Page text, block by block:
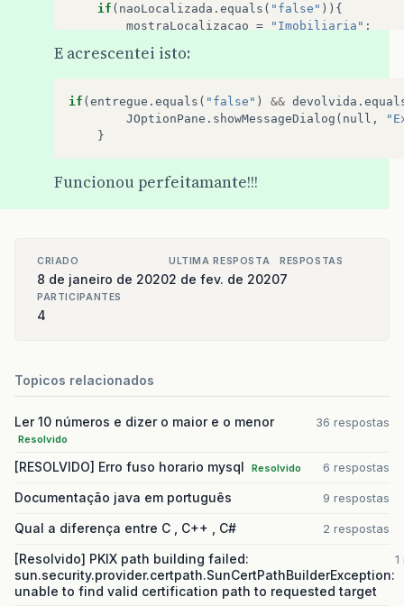
if ( naoLocalizada . equals ( "false" )){
mostraLocalizacao = "Imobiliaria" ;
mostraLocalizacao
}
E acrescentei isto:
if ( entregue . equals ( "false" ) && devolvida .
JOptionPane . showMessageDialog ( null ,
}
Funcionou perfeitamante!!!
CRIADO
8 de janeiro de 2020
ULTIMA RESPOSTA
2 de fev. de 2020
RESPOSTAS
7
PARTICIPANTES
4
Topicos relacionados
Ler 10 números e dizer o maior e o menor
Resolvido
36 respostas
[RESOLVIDO] Erro fuso horario mysql Resolvido 6 respostas
Documentação java em português 9 respostas
Qual a diferença entre C , C++ , C# 2 respostas
[Resolvido] PKIX path building failed:
sun.security.provider.certpath.SunCertPathBuilderException:
unable to find valid certification path to requested target